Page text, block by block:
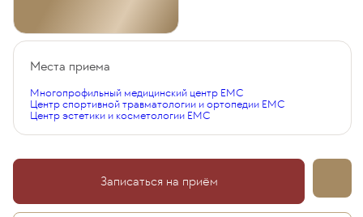
Места приема
Многопрофильный медицинский центр EMC
Центр спортивной травматологии и ортопедии EMC
Центр эстетики и косметологии EMC
Записаться на приём